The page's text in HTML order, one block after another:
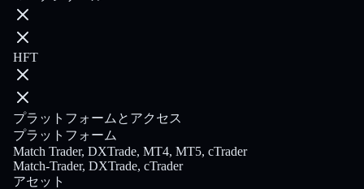
HFT
プラットフォームとアクセス
プラットフォーム
Match Trader, DXTrade, MT4, MT5, cTrader
Match-Trader, DXTrade, cTrader
アセット